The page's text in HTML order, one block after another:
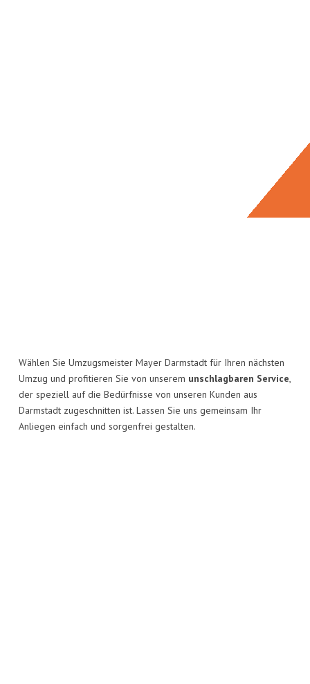
Wählen Sie Umzugsmeister Mayer Darmstadt für Ihren nächsten
Umzug und profitieren Sie von unserem unschlagbaren Service,
der speziell auf die Bedürfnisse von unseren Kunden aus
Darmstadt zugeschnitten ist. Lassen Sie uns gemeinsam Ihr
Anliegen einfach und sorgenfrei gestalten.